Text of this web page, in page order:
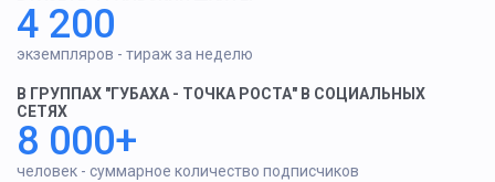
4 200
экземпляров - тираж за неделю
В ГРУППАХ "ГУБАХА - ТОЧКА РОСТА" В СОЦИАЛЬНЫХ
СЕТЯХ
8 000+
человек - суммарное количество подписчиков